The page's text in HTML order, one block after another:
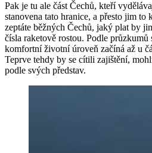
Pak je tu ale část Čechů, kteří
stanovena tato hranice, a přesto jim to
zeptáte běžných Čechů, jaký plat by
čísla raketově rostou. Podle
komfortní životní úroveň začíná až u
Teprve tehdy by se cítili zajištění,
podle svých představ.